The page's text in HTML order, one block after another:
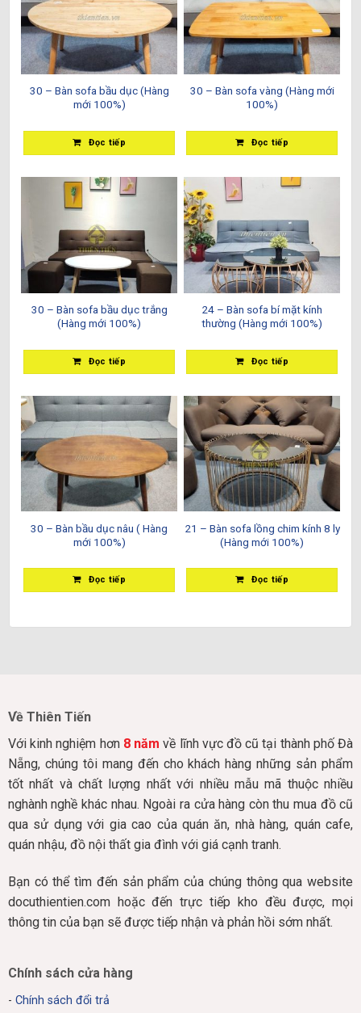
30 – Bàn sofa bầu dục (Hàng
mới 100%)
Đọc tiếp
30 – Bàn sofa vàng (Hàng mới
100%)
Đọc tiếp
30 – Bàn sofa bầu dục trắng
(Hàng mới 100%)
Đọc tiếp
24 – Bàn sofa bí mặt kính
thường (Hàng mới 100%)
Đọc tiếp
30 – Bàn bầu dục nâu ( Hàng
mới 100%)
Đọc tiếp
21 – Bàn sofa lồng chim kính 8 ly
(Hàng mới 100%)
Đọc tiếp
Về Thiên Tiến
Với kinh nghiệm hơn 8 năm về lĩnh vực đồ cũ tại thành phố Đà
Nẵng, chúng tôi mang đến cho khách hàng những sản phẩm
tốt nhất và chất lượng nhất với nhiều mẫu mã thuộc nhiều
nghành nghề khác nhau. Ngoài ra cửa hàng còn thu mua đồ cũ
qua sử dụng với gia cao của quán ăn, nhà hàng, quán cafe,
quán nhậu, đồ nội thất gia đình với giá cạnh tranh.
Bạn có thể tìm đến sản phẩm của chúng thông qua website
docuthientien.com hoặc đến trực tiếp kho đều được, mọi
thông tin của bạn sẽ được tiếp nhận và phản hồi sớm nhất.
Chính sách cửa hàng
- Chính sách đổi trả